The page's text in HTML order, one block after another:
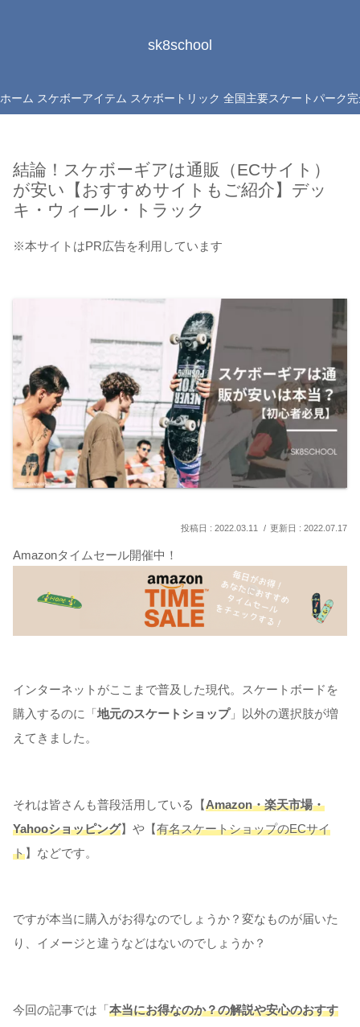
sk8school
ホーム スケボーアイテム スケボートリック 全国主要スケートパーク
結論！スケボーギアは通販（ECサイト）
が安い【おすすめサイトもご紹介】デッ
キ・ウィール・トラック
※本サイトはPR広告を利用しています
2022.03.11 2022.07.17
Amazonタイムセール開催中！
インターネットがここまで普及した現代。スケートボードを
購入するのに「地元のスケートショップ」以外の選択肢が増
えてきました。
それは皆さんも普段活用している【Amazon・楽天市場・
Yahooショッピング】や【有名スケートショップのECサイ
ト】などです。
ですが本当に購入がお得なのでしょうか？変なものが届いた
り、イメージと違うなどはないのでしょうか？
今回の記事では「本当にお得なのか？の解説や安心のおすす